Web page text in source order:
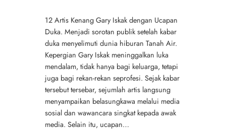
12 Artis Kenang Gary Iskak dengan Ucapan
Duka. Menjadi sorotan publik setelah kabar
duka menyelimuti dunia hiburan Tanah Air.
Kepergian Gary Iskak meninggalkan luka
mendalam, tidak hanya bagi keluarga, tetapi
juga bagi rekan-rekan seprofesi. Sejak kabar
tersebut tersebar, sejumlah artis langsung
menyampaikan belasungkawa melalui media
sosial dan wawancara singkat kepada awak
media. Selain itu, ucapan…